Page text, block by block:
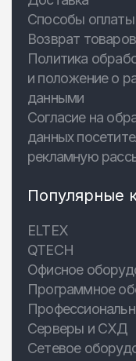
Способы оплаты
Возврат товаров
Политика
и положение о
данными
Согласие на
данных
рекламную
Популярные
ELTEX
QTECH
Офисное
Программное
Серверы и СХД
Сетевое